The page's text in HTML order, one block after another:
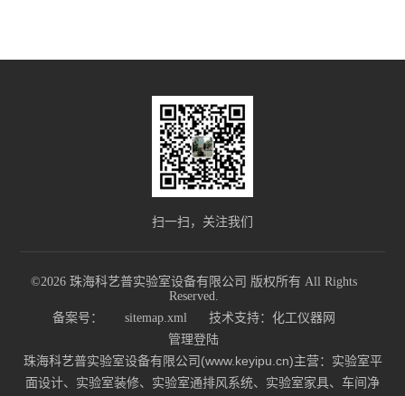
扫一扫，关注我们
©2026 珠海科艺普实验室设备有限公司 版权所有 All Rights
Reserved.
备案号：
sitemap.xml 技术支持： 化工仪器网
管理登陆
珠海科艺普实验室设备有限公司(www.keyipu.cn)主营：实验室平
面设计、实验室装修、实验室通排风系统、实验室家具、车间净